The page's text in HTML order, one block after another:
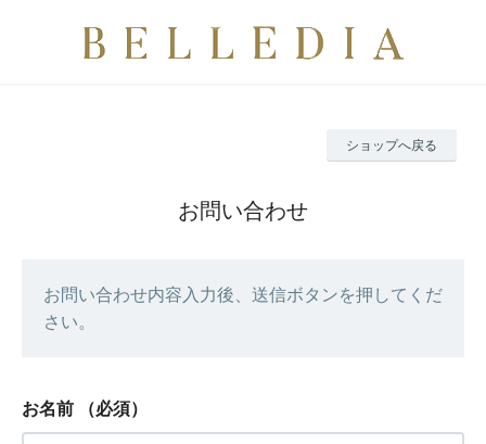
ショップへ戻る
お問い合わせ
お問い合わせ内容入力後、送信ボタンを押してくだ
さい。
お名前 （必須）